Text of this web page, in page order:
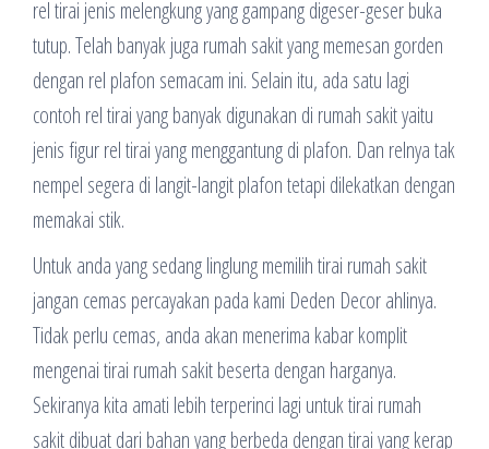
rel tirai jenis melengkung yang gampang digeser-geser buka
tutup. Telah banyak juga rumah sakit yang memesan gorden
dengan rel plafon semacam ini. Selain itu, ada satu lagi
contoh rel tirai yang banyak digunakan di rumah sakit yaitu
jenis figur rel tirai yang menggantung di plafon. Dan relnya tak
nempel segera di langit-langit plafon tetapi dilekatkan dengan
memakai stik.
Untuk anda yang sedang linglung memilih tirai rumah sakit
jangan cemas percayakan pada kami Deden Decor ahlinya.
Tidak perlu cemas, anda akan menerima kabar komplit
mengenai tirai rumah sakit beserta dengan harganya.
Sekiranya kita amati lebih terperinci lagi untuk tirai rumah
sakit dibuat dari bahan yang berbeda dengan tirai yang kerap